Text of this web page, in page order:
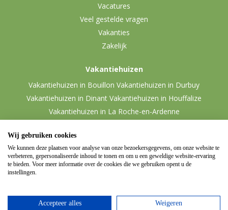
Vacatures
Veel gestelde vragen
Vakanties
Zakelijk
Vakantiehuizen
Vakantiehuizen in Bouillon Vakantiehuizen in Durbuy
Vakantiehuizen in Dinant Vakantiehuizen in Houffalize
Vakantiehuizen in La Roche-en-Ardenne
Wij gebruiken cookies
We kunnen deze plaatsen voor analyse van onze bezoekersgegevens, om onze website te
verbeteren, gepersonaliseerde inhoud te tonen en om u een geweldige website-ervaring
te bieden. Voor meer informatie over de cookies die we gebruiken opent u de
instellingen.
Accepteer alles Weigeren